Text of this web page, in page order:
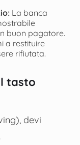
La banca
buon pagatore.
a restituire
rifiutata.
tasto
devi